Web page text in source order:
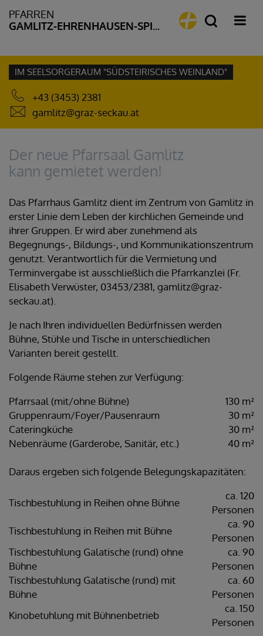
PFARREN
GAMLITZ-EHRENHAUSEN-SPIELFELD
IM SEELSORGERAUM "SÜDSTEIRISCHES WEINLAND"
+43 (3453) 2381
gamlitz@graz-seckau.at
Der neue Pfarrsaal Gamlitz
kann gemietet werden!
Das Pfarrhaus Gamlitz dient im Zentrum von Gamlitz in
erster Linie dem Leben der kirchlichen Gemeinde und
ihrer Gruppen. Er wird aber zunehmend als
Begegnungs-, Bildungs-, und Kommunikationszentrum
genutzt. Verantwortlich für die Vermietung und
Terminvergabe ist ausschließlich die Pfarrkanzlei (Fr.
Elisabeth Verwüster, 03453/2381, gamlitz@graz-
seckau.at).
Je nach Ihren individuellen Bedürfnissen werden
Bühne, Stühle und Tische in unterschiedlichen
Varianten bereit gestellt.
Folgende Räume stehen zur Verfügung:
Pfarrsaal (mit/ohne Bühne)
130 m²
Gruppenraum/Foyer/Pausenraum
30 m²
Cateringküche
30 m²
Nebenräume (Garderobe, Sanitär, etc.)
40 m²
Daraus ergeben sich folgende Belegungskapazitäten:
Tischbestuhlung in Reihen ohne Bühne
ca. 120
Personen
Tischbestuhlung in Reihen mit Bühne
ca. 90
Personen
Tischbestuhlung Galatische (rund) ohne
Bühne
ca. 90
Personen
Tischbestuhlung Galatische (rund) mit
Bühne
ca. 60
Personen
Kinobetuhlung mit Bühnenbetrieb
ca. 150
Personen